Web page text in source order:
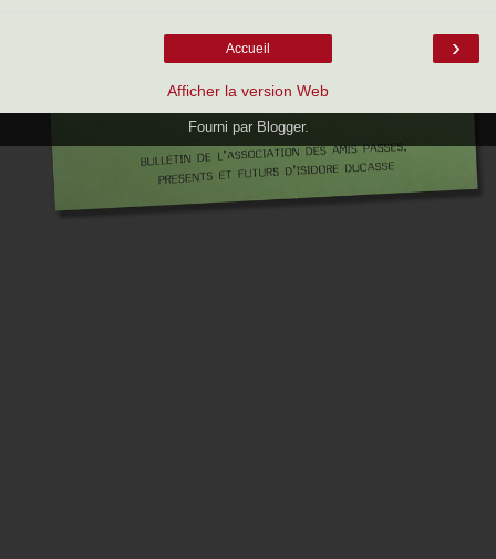
›
Accueil
Afficher la version Web
Fourni par Blogger.